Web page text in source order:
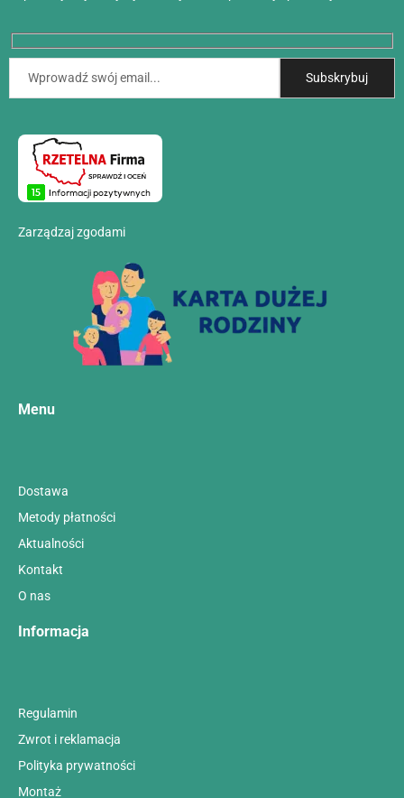
Zarządzaj zgodami
Menu
Dostawa
Metody płatności
Aktualności
Kontakt
O nas
Informacja
Regulamin
Zwrot i reklamacja
Polityka prywatności
Montaż